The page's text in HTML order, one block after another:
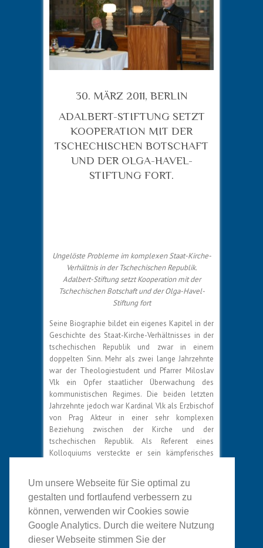
Um unsere Webseite für Sie optimal zu
gestalten und fortlaufend verbessern zu
können, verwenden wir Cookies sowie
Google Analytics. Durch die weitere Nutzung
dieser Webseite stimmen Sie der
30. MÄRZ 2011, BERLIN
ADALBERT-STIFTUNG SETZT
KOOPERATION MIT DER
TSCHECHISCHEN BOTSCHAFT
UND DER OLGA-HAVEL-
STIFTUNG FORT.
Ungelöste Probleme im komplexen Staat-Kirche-
Verhältnis in der Tschechischen Republik.
Adalbert-Stiftung setzt Kooperation mit der
Tschechischen Botschaft und der Olga-Havel-
Stiftung fort
Seine Biographie bildet ein eigenes Kapitel in der
Geschichte des Staat-Kirche-Verhältnisses in der
tschechischen Republik und zwar in einem
doppelten Sinn. Mehr als zwei lange Jahrzehnte
war der Theologiestudent und Pfarrer Miloslav
Vlk ein Opfer staatlicher Überwachung des
kommunistischen Regimes. Die beiden letzten
Jahrzehnte jedoch war Kardinal Vlk als Erzbischof
von Prag Akteur in einer sehr komplexen
Beziehung zwischen der Kirche und der
tschechischen Republik. Als Referent eines
Kolloquiums versteckte er sein kämpferisches
der Olga-Havel-Stiftung in die tschechische
Botschaft in Berlin eingeladen…
Vollständiger Bericht (pdf)